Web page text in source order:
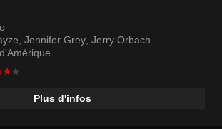
Jennifer Grey Jerry Orbach
Plus d'infos